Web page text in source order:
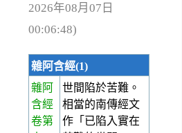
2026年08月07日
00:06:48)
雜阿含經(1)
雜阿
含經
卷第
世間陷於苦難。
相當的南傳經文
作「已陷入實在